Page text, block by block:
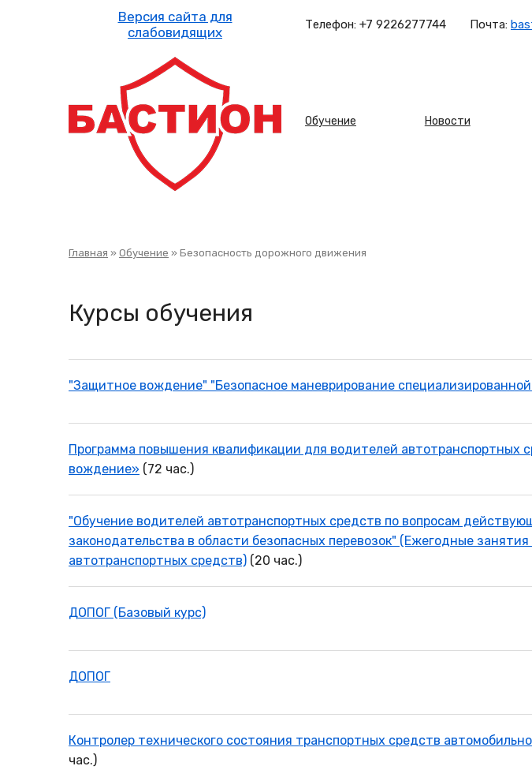
Телефон: +7 9226277744 Почта:
Основная
Обучение Новости
Строка
Главная Обучение Безопасность дорожного движения
Курсы обучения
"Защитное вождение" "Безопасное маневрирование
Программа повышения квалификации для водителей автотранспортных
вождение» (72 час.)
"Обучение водителей автотранспортных средств по вопросам
законодательства в области безопасных перевозок" (Ежегодные
автотранспортных средств) (20 час.)
ДОПОГ (Базовый курс)
ДОПОГ
Контролер технического состояния транспортных средств
час.)